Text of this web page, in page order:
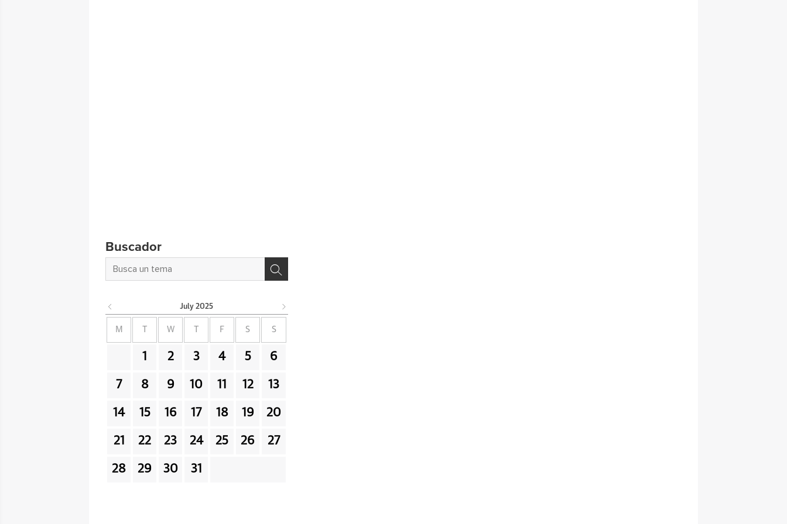
Buscador
July 2025
M W F S S
1 2 3 4 5 6
7 8 9 10 11 12 13
14 15 16 17 18 19 20
21 22 23 24 25 26 27
28 29 30 31